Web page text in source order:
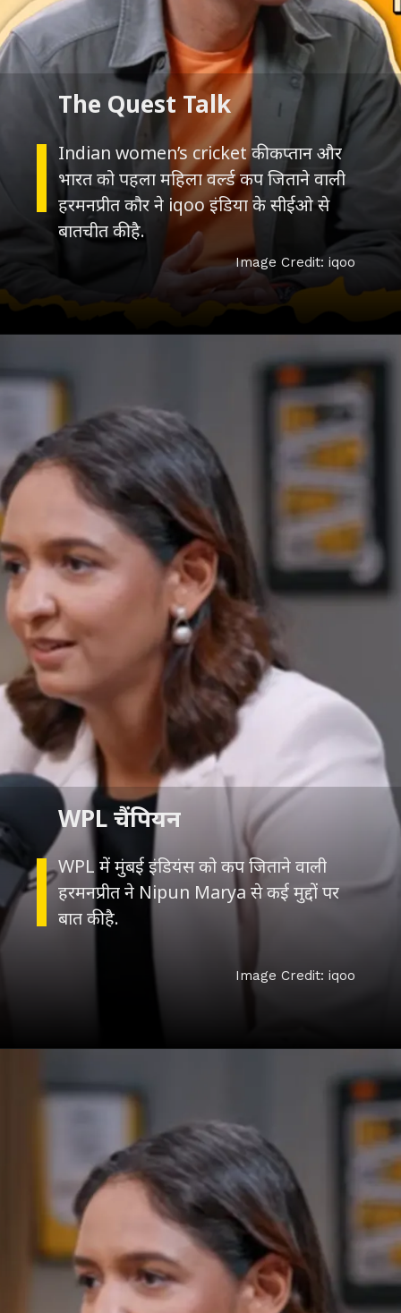
Indian women’s cricket की कप्तान और
भारत को पहला महिला वर्ल्ड कप जिताने वाली
हरमनप्रीत कौर ने iqoo इंडिया के सीईओ से
बातचीत की है.
The Quest Talk
WPL में मुंबई इंडियंस को कप जिताने वाली
हरमनप्रीत ने Nipun Marya से कई मुद्दों पर
बात की है.
WPL चैंपियन
Image Credit: iqoo